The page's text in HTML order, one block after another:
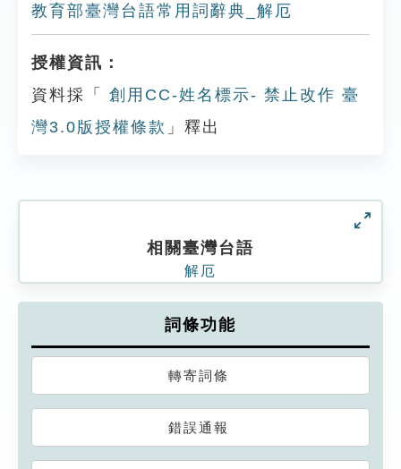
教育部臺灣台語常用詞辭典_解厄
授權資訊：
資料採「
創用CC-姓名標示- 禁止改作 臺
灣3.0版授權條款 」釋出
相關臺灣台語
解厄
詞條功能
轉寄詞條
錯誤通報